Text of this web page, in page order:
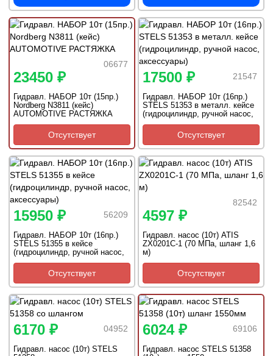
06677
23450 ₽
Гидравл. НАБОР 10т (15пр.)
Nordberg N3811 (кейс)
AUTOMOTIVE РАСТЯЖКА
Отсутствует
21547
17500 ₽
Гидравл. НАБОР 10т (16пр.)
STELS 51353 в металл. кейсе
(гидроцилиндр, ручной насос,
аксессуары)
Отсутствует
56209
15950 ₽
Гидравл. НАБОР 10т (16пр.)
STELS 51355 в кейсе
(гидроцилиндр, ручной насос,
аксессуары)
Отсутствует
82542
4597 ₽
Гидравл. насос (10т) ATIS
ZX0201C-1 (70 МПа, шланг 1,6
м)
Отсутствует
04952
6170 ₽
Гидравл. насос (10т) STELS
69106
6024 ₽
Гидравл. насос STELS 51358